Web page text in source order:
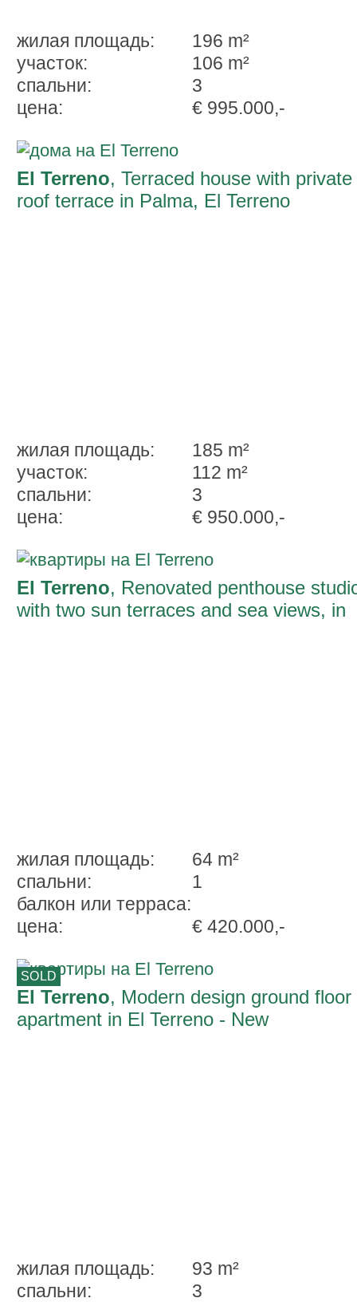
жилая площадь:
196 m²
участок:
106 m²
спальни:
3
ценa:
€ 995.000,-
El Terreno, Terraced house with private
roof terrace in Palma, El Terreno
жилая площадь:
185 m²
участок:
112 m²
спальни:
3
ценa:
€ 950.000,-
El Terreno, Renovated penthouse
with two sun terraces and sea views, in
жилая площадь:
64 m²
спальни:
1
балкон или терраса:
ценa:
€ 420.000,-
SOLD
El Terreno, Modern design ground floor
apartment in El Terreno - New
жилая площадь:
93 m²
спальни:
3